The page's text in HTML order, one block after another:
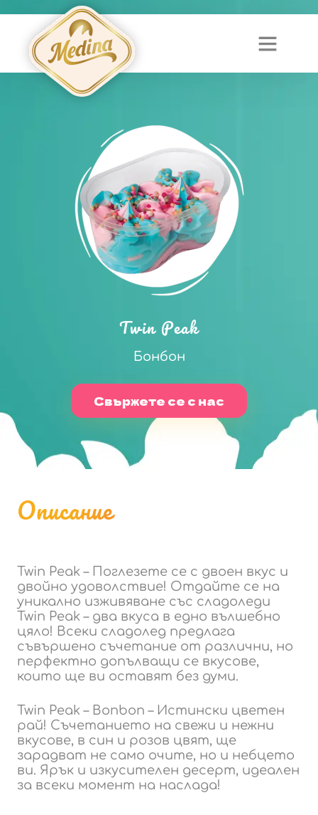
Twin Peak
Бонбон
Свържете се с нас
Описание
Twin Peak – Поглезете се с двоен вкус и
двойно удоволствие! Отдайте се на
уникално изживяване със сладоледи
Twin Peak – два вкуса в едно вълшебно
цяло! Всеки сладолед предлага
съвършено съчетание от различни, но
перфектно допълващи се вкусове,
които ще ви оставят без думи.
Twin Peak – Bonbon – Истински цветен
рай! Съчетанието на свежи и нежни
вкусове, в син и розов цвят, ще
зарадват не само очите, но и небцето
ви. Ярък и изкусителен десерт, идеален
за всеки момент на наслада!